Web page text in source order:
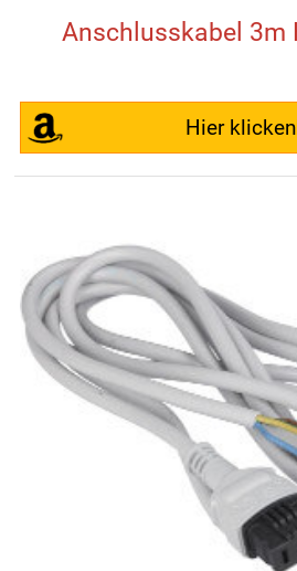
Anschlusskabel 3m
Hier